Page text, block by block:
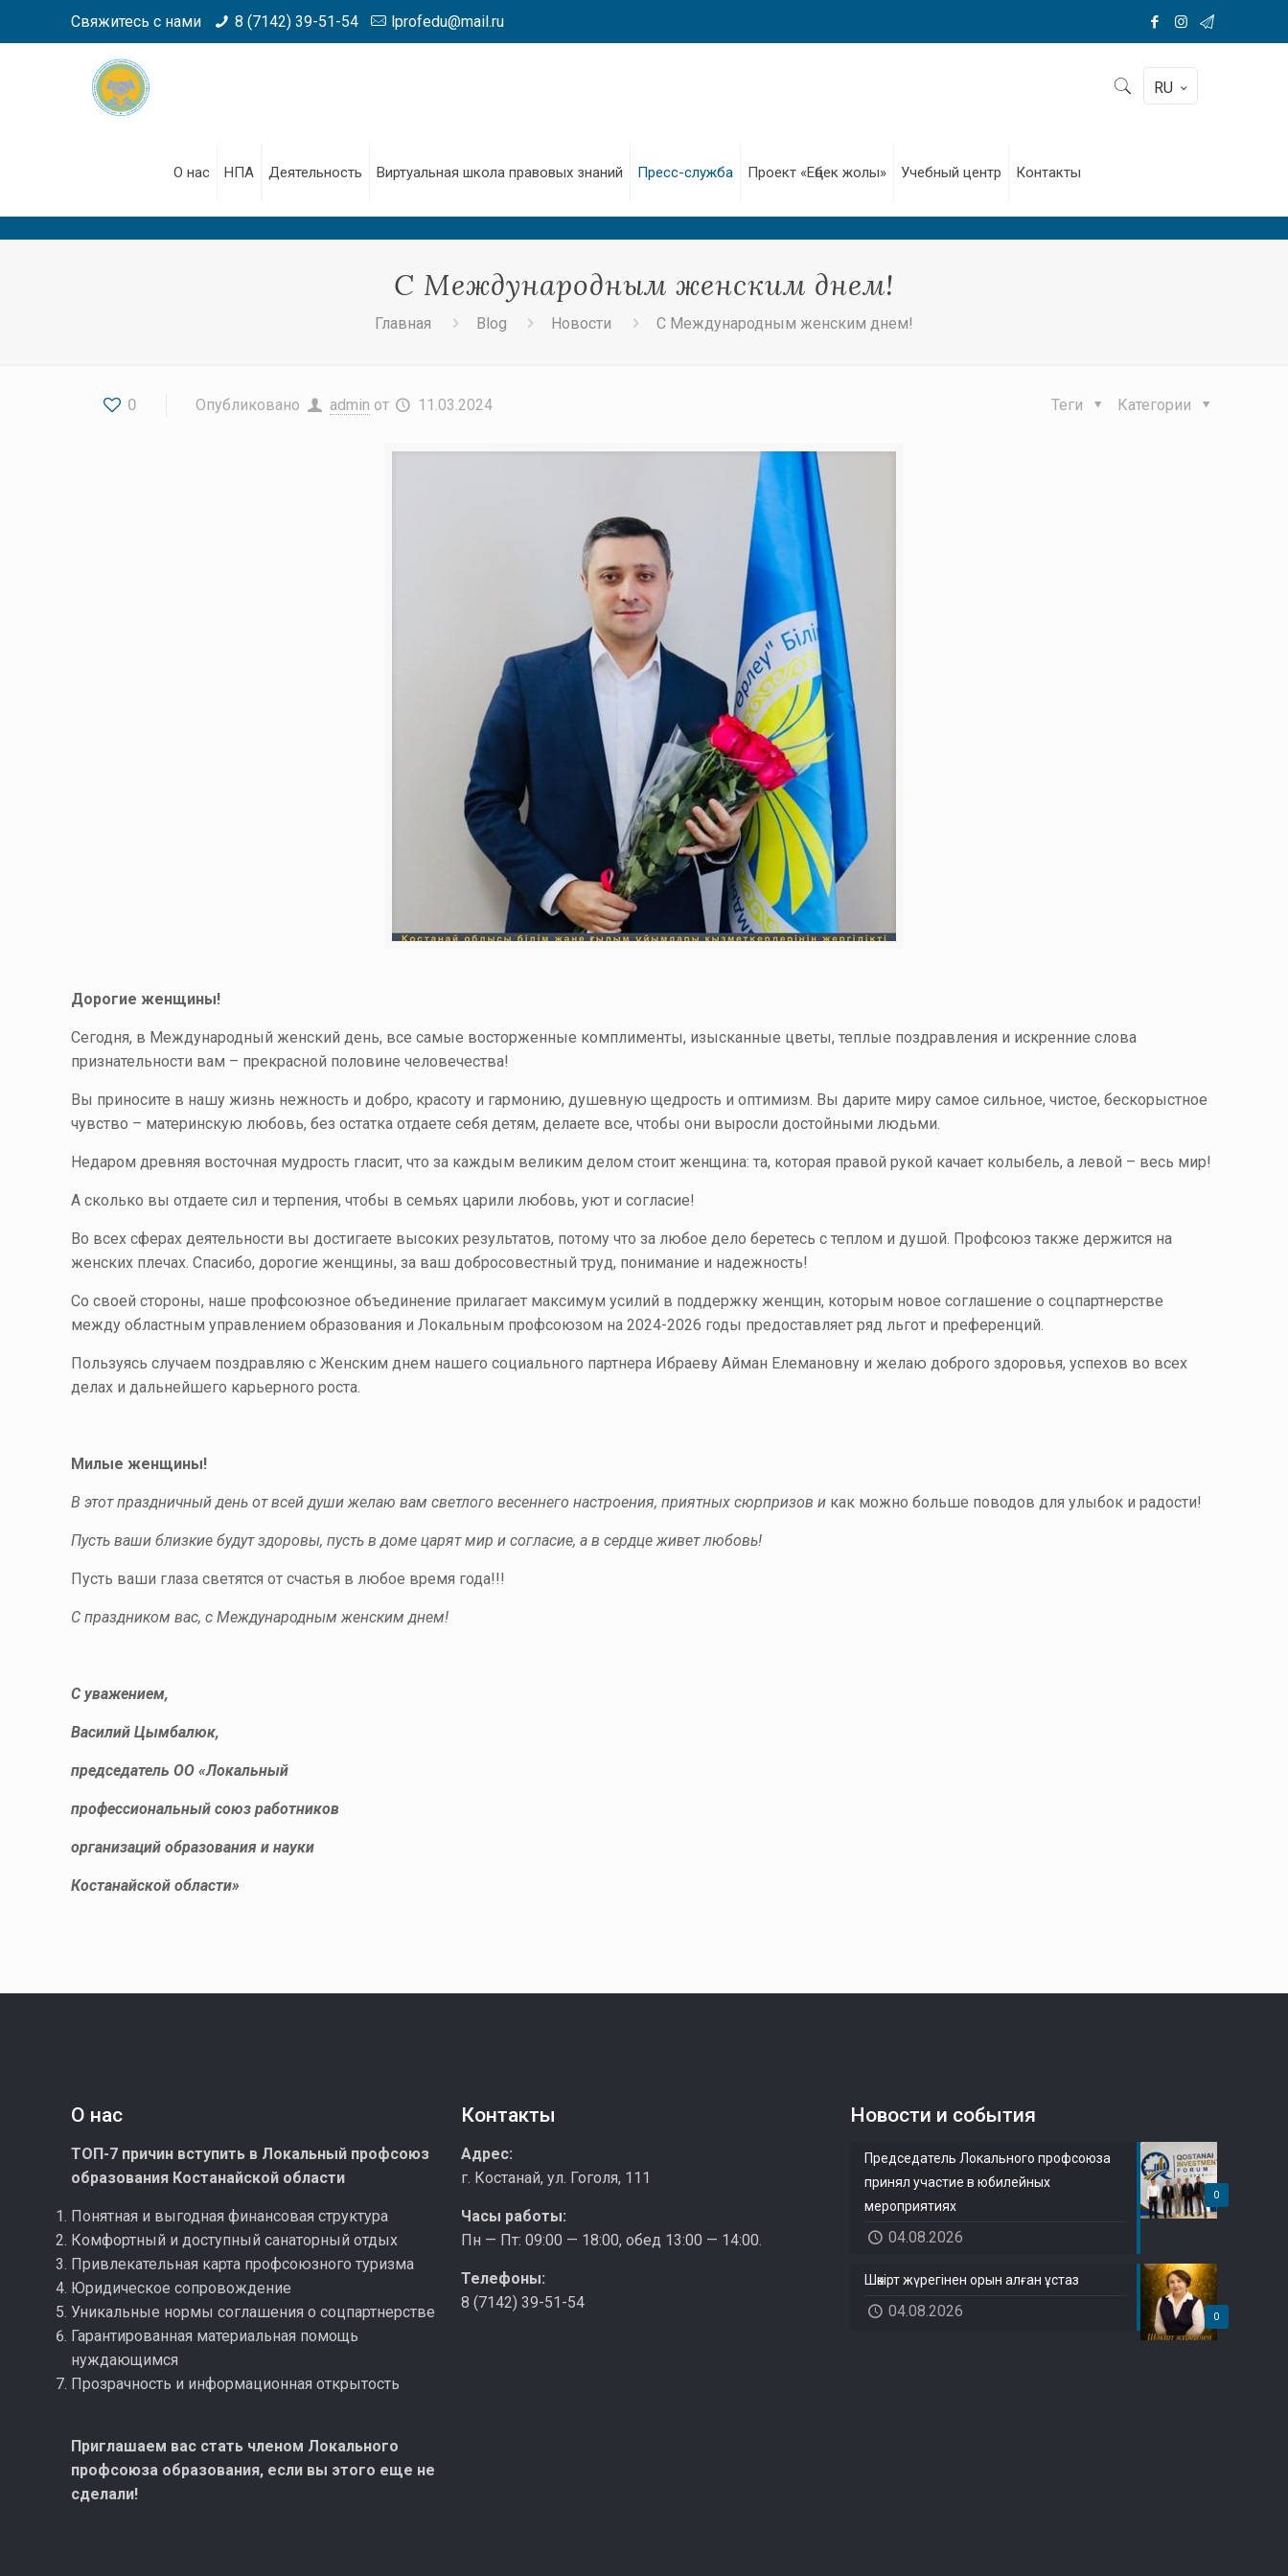
Свяжитесь с нами 8 (7142) 39-51-54 lprofedu@mail.ru
О нас НПА Деятельность Виртуальная школа правовых знаний Пресс-служба Проект «Еңбек жолы» Учебный центр Контакты
RU
С Международным женским днем!
Главная Blog Новости С Международным женским днем!
0 Опубликовано admin от 11.03.2024 Категории
Теги
Дорогие женщины!
Сегодня, в Международный женский день, все самые восторженные комплименты, изысканные цветы, теплые поздравления и искренние слова
признательности вам – прекрасной половине человечества!
Вы приносите в нашу жизнь нежность и добро, красоту и гармонию, душевную щедрость и оптимизм. Вы дарите миру самое сильное, чистое, бескорыстное
чувство – материнскую любовь, без остатка отдаете себя детям, делаете все, чтобы они выросли достойными людьми.
Недаром древняя восточная мудрость гласит, что за каждым великим делом стоит женщина: та, которая правой рукой качает колыбель, а левой – весь мир!
А сколько вы отдаете сил и терпения, чтобы в семьях царили любовь, уют и согласие!
Во всех сферах деятельности вы достигаете высоких результатов, потому что за любое дело беретесь с теплом и душой. Профсоюз также держится на
женских плечах. Спасибо, дорогие женщины, за ваш добросовестный труд, понимание и надежность!
Со своей стороны, наше профсоюзное объединение прилагает максимум усилий в поддержку женщин, которым новое соглашение о соцпартнерстве
между областным управлением образования и Локальным профсоюзом на 2024-2026 годы предоставляет ряд льгот и преференций.
Пользуясь случаем поздравляю с Женским днем нашего социального партнера Ибраеву Айман Елемановну и желаю доброго здоровья, успехов во всех
делах и дальнейшего карьерного роста.
Милые женщины!
В этот праздничный день от всей души желаю вам светлого весеннего настроения, приятных сюрпризов и как можно больше поводов для улыбок и радости!
Пусть ваши близкие будут здоровы, пусть в доме царят мир и согласие, а в сердце живет любовь!
Пусть ваши глаза светятся от счастья в любое время года!!!
С праздником вас, с Международным женским днем!
С уважением,
Василий Цымбалюк,
председатель ОО «Локальный
профессиональный союз работников
организаций образования и науки
Костанайской области»
О нас
ТОП-7 причин вступить в Локальный профсоюз
образования Костанайской области
Понятная и выгодная финансовая структура
Комфортный и доступный санаторный отдых
Привлекательная карта профсоюзного туризма
Юридическое сопровождение
Уникальные нормы соглашения о соцпартнерстве
Гарантированная материальная помощь
нуждающимся
Прозрачность и информационная открытость
Приглашаем вас стать членом Локального
профсоюза образования, если вы этого еще не
сделали!
Контакты
Адрес:
г. Костанай, ул. Гоголя, 111
Часы работы:
Пн — Пт: 09:00 — 18:00, обед 13:00 — 14:00.
Телефоны:
8 (7142) 39-51-54
Новости и события
0
Председатель Локального профсоюза
принял участие в юбилейных
мероприятиях
04.08.2026
0
Шәкірт жүрегінен орын алған ұстаз
04.08.2026